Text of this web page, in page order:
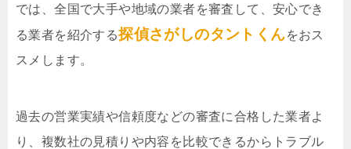
では、全国で大手や地域の業者を審査して、安心でき
る業者を紹介する探偵さがしのタントくんをおス
スメします。
過去の営業実績や信頼度などの審査に合格した業者よ
り、複数社の見積りや内容を比較できるからトラブル